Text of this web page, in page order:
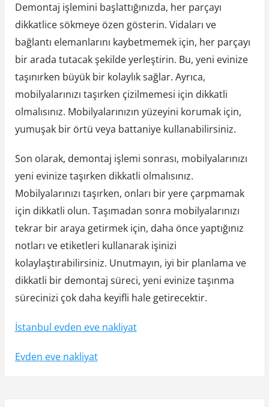
Demontaj işlemini başlattığınızda, her parçayı
dikkatlice sökmeye özen gösterin. Vidaları ve
bağlantı elemanlarını kaybetmemek için, her parçayı
bir arada tutacak şekilde yerleştirin. Bu, yeni evinize
taşınırken büyük bir kolaylık sağlar. Ayrıca,
mobilyalarınızı taşırken çizilmemesi için dikkatli
olmalısınız. Mobilyalarınızın yüzeyini korumak için,
yumuşak bir örtü veya battaniye kullanabilirsiniz.
Son olarak, demontaj işlemi sonrası, mobilyalarınızı
yeni evinize taşırken dikkatli olmalısınız.
Mobilyalarınızı taşırken, onları bir yere çarpmamak
için dikkatli olun. Taşımadan sonra mobilyalarınızı
tekrar bir araya getirmek için, daha önce yaptığınız
notları ve etiketleri kullanarak işinizi
kolaylaştırabilirsiniz. Unutmayın, iyi bir planlama ve
dikkatli bir demontaj süreci, yeni evinize taşınma
sürecinizi çok daha keyifli hale getirecektir.
İstanbul evden eve nakliyat
Evden eve nakliyat